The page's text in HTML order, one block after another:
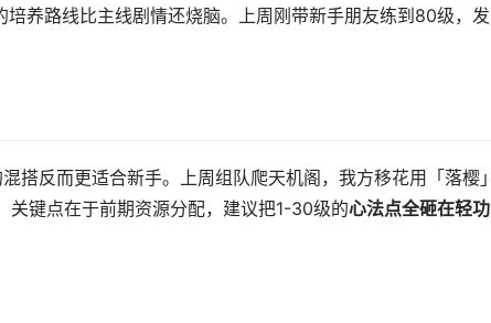
养路线比主线剧情还烧脑。上周刚带新手朋友练到80级，发
搭反而更适合新手。上周组队爬天机阁，我方移花用「落樱」
键点在于前期资源分配，建议把1-30级的心法点全砸在轻功